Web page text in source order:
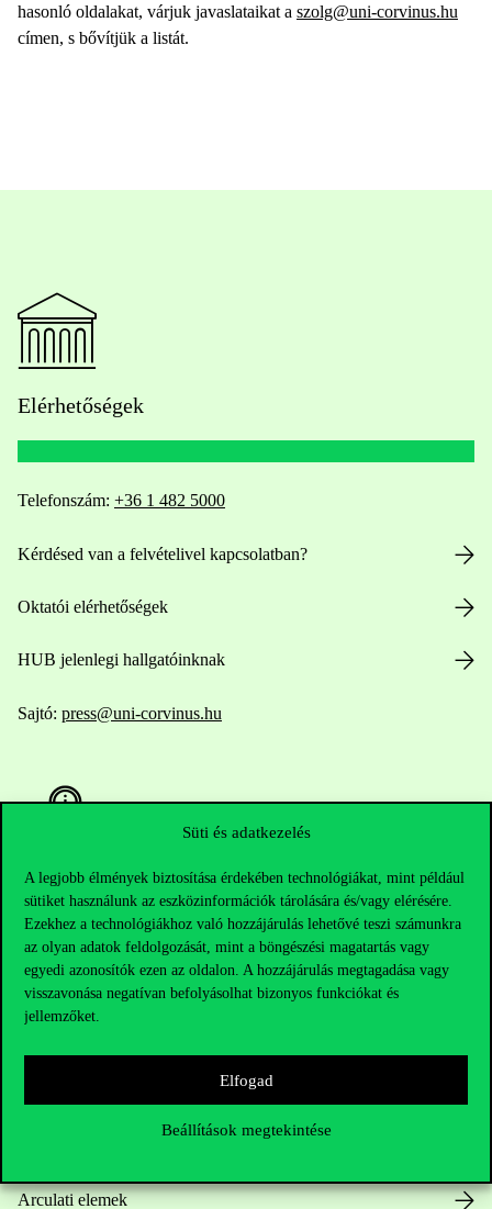
Süti és adatkezelés
A legjobb élmények biztosítása érdekében technológiákat, mint például
sütiket használunk az eszközinformációk tárolására és/vagy elérésére.
Ezekhez a technológiákhoz való hozzájárulás lehetővé teszi számunkra
az olyan adatok feldolgozását, mint a böngészési magatartás vagy
egyedi azonosítók ezen az oldalon. A hozzájárulás megtagadása vagy
visszavonása negatívan befolyásolhat bizonyos funkciókat és
jellemzőket.
Elfogad
Beállítások megtekintése
hasonló oldalakat, várjuk javaslataikat a szolg@uni-corvinus.hu
címen, s bővítjük a listát.
Elérhetőségek
Telefonszám: +36 1 482 5000
Kérdésed van a felvételivel kapcsolatban?
Oktatói elérhetőségek
HUB jelenlegi hallgatóinknak
Sajtó: press@uni-corvinus.hu
Hasznos linkek
Nyitvatartás
Arculati elemek